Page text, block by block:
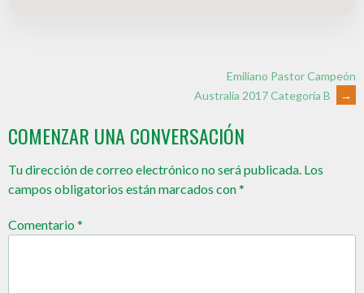
Emiliano Pastor Campeón
Australia 2017 Categoría B
→
COMENZAR UNA CONVERSACIÓN
Tu dirección de correo electrónico no será publicada. Los
campos obligatorios están marcados con*
Comentario*